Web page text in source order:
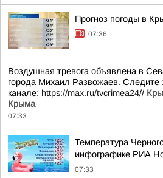
Прогноз погоды в
07:36
Воздушная тревога объявлена в
города Михаил Развожаев. Следите
канале: https://max.ru/tvcrimea24//
Крыма
07:33
Температура
инфографике РИА
07:33